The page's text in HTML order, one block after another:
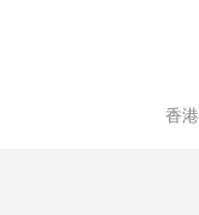
香